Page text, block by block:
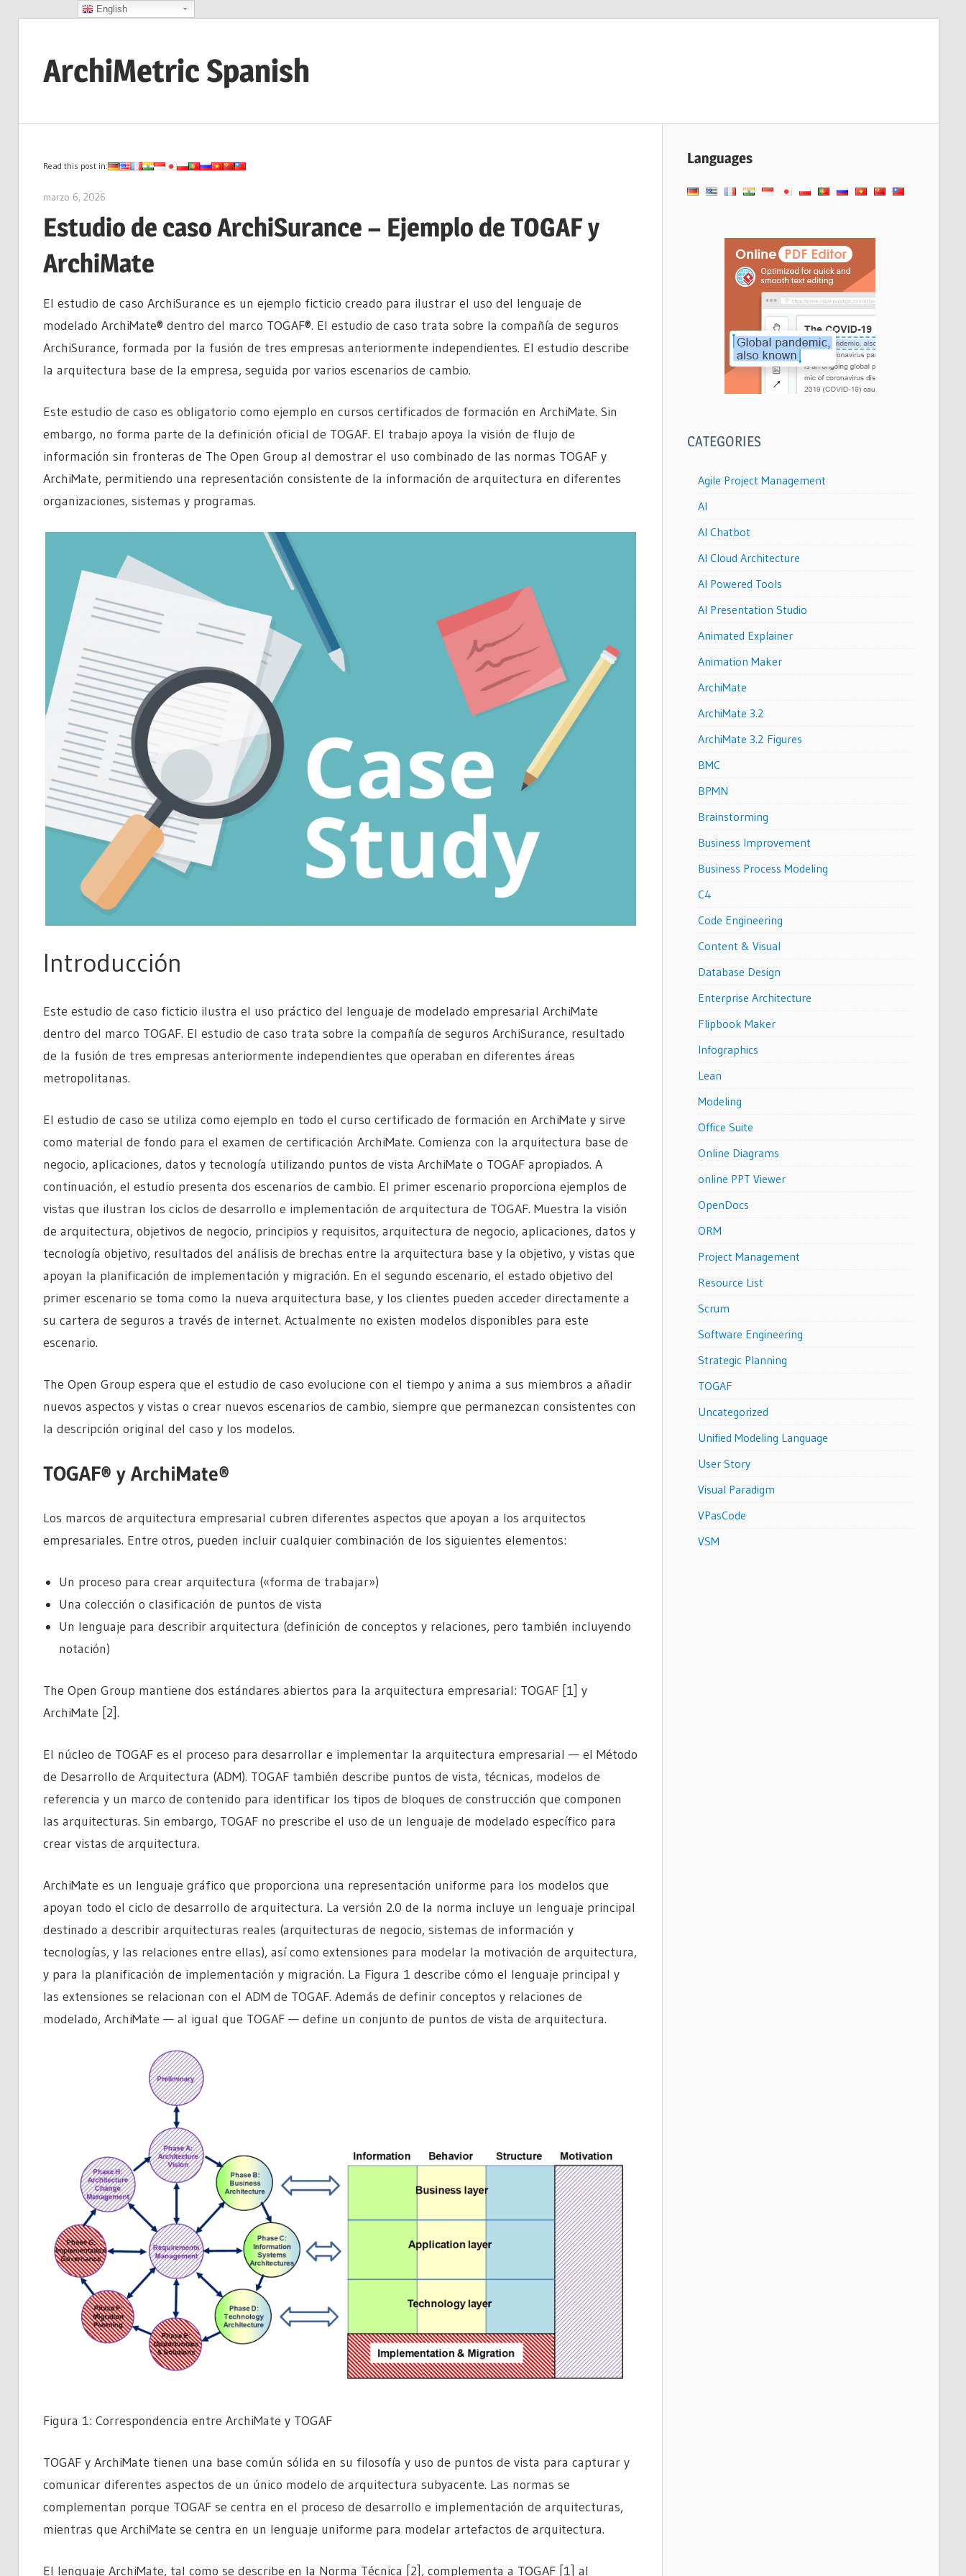
contenido
ArchiMetric Spanish
Dev
Scrum,
More
Read this post in:
marzo 6, 2026
Estudio de caso ArchiSurance – Ejemplo de TOGAF y
ArchiMate
El estudio de caso ArchiSurance es un ejemplo ficticio creado para ilustrar el uso del lenguaje de
modelado ArchiMate® dentro del marco TOGAF®. El estudio de caso trata sobre la compañía de seguros
ArchiSurance, formada por la fusión de tres empresas anteriormente independientes. El estudio describe
la arquitectura base de la empresa, seguida por varios escenarios de cambio.
Este estudio de caso es obligatorio como ejemplo en cursos certificados de formación en ArchiMate. Sin
embargo, no forma parte de la definición oficial de TOGAF. El trabajo apoya la visión de flujo de
información sin fronteras de The Open Group al demostrar el uso combinado de las normas TOGAF y
ArchiMate, permitiendo una representación consistente de la información de arquitectura en diferentes
organizaciones, sistemas y programas.
Introducción
Este estudio de caso ficticio ilustra el uso práctico del lenguaje de modelado empresarial ArchiMate
dentro del marco TOGAF. El estudio de caso trata sobre la compañía de seguros ArchiSurance, resultado
de la fusión de tres empresas anteriormente independientes que operaban en diferentes áreas
metropolitanas.
El estudio de caso se utiliza como ejemplo en todo el curso certificado de formación en ArchiMate y sirve
como material de fondo para el examen de certificación ArchiMate. Comienza con la arquitectura base de
negocio, aplicaciones, datos y tecnología utilizando puntos de vista ArchiMate o TOGAF apropiados. A
continuación, el estudio presenta dos escenarios de cambio. El primer escenario proporciona ejemplos de
vistas que ilustran los ciclos de desarrollo e implementación de arquitectura de TOGAF. Muestra la visión
de arquitectura, objetivos de negocio, principios y requisitos, arquitectura de negocio, aplicaciones, datos y
tecnología objetivo, resultados del análisis de brechas entre la arquitectura base y la objetivo, y vistas que
apoyan la planificación de implementación y migración. En el segundo escenario, el estado objetivo del
primer escenario se toma como la nueva arquitectura base, y los clientes pueden acceder directamente a
su cartera de seguros a través de internet. Actualmente no existen modelos disponibles para este
escenario.
The Open Group espera que el estudio de caso evolucione con el tiempo y anima a sus miembros a añadir
nuevos aspectos y vistas o crear nuevos escenarios de cambio, siempre que permanezcan consistentes con
la descripción original del caso y los modelos.
TOGAF® y ArchiMate®
Los marcos de arquitectura empresarial cubren diferentes aspectos que apoyan a los arquitectos
empresariales. Entre otros, pueden incluir cualquier combinación de los siguientes elementos:
Un proceso para crear arquitectura («forma de trabajar»)
Una colección o clasificación de puntos de vista
Un lenguaje para describir arquitectura (definición de conceptos y relaciones, pero también incluyendo
notación)
The Open Group mantiene dos estándares abiertos para la arquitectura empresarial: TOGAF [1] y
ArchiMate [2].
El núcleo de TOGAF es el proceso para desarrollar e implementar la arquitectura empresarial — el Método
de Desarrollo de Arquitectura (ADM). TOGAF también describe puntos de vista, técnicas, modelos de
referencia y un marco de contenido para identificar los tipos de bloques de construcción que componen
las arquitecturas. Sin embargo, TOGAF no prescribe el uso de un lenguaje de modelado específico para
crear vistas de arquitectura.
ArchiMate es un lenguaje gráfico que proporciona una representación uniforme para los modelos que
apoyan todo el ciclo de desarrollo de arquitectura. La versión 2.0 de la norma incluye un lenguaje principal
destinado a describir arquitecturas reales (arquitecturas de negocio, sistemas de información y
tecnologías, y las relaciones entre ellas), así como extensiones para modelar la motivación de arquitectura,
y para la planificación de implementación y migración. La Figura 1 describe cómo el lenguaje principal y
las extensiones se relacionan con el ADM de TOGAF. Además de definir conceptos y relaciones de
modelado, ArchiMate — al igual que TOGAF — define un conjunto de puntos de vista de arquitectura.
Figura 1: Correspondencia entre ArchiMate y TOGAF
TOGAF y ArchiMate tienen una base común sólida en su filosofía y uso de puntos de vista para capturar y
comunicar diferentes aspectos de un único modelo de arquitectura subyacente. Las normas se
complementan porque TOGAF se centra en el proceso de desarrollo e implementación de arquitecturas,
mientras que ArchiMate se centra en un lenguaje uniforme para modelar artefactos de arquitectura.
El lenguaje ArchiMate, tal como se describe en la Norma Técnica [2], complementa a TOGAF [1] al
Languages
CATEGORIES
Agile Project Management
AI
AI Chatbot
AI Cloud Architecture
AI Powered Tools
AI Presentation Studio
Animated Explainer
Animation Maker
ArchiMate
ArchiMate 3.2
ArchiMate 3.2 Figures
BMC
BPMN
Brainstorming
Business Improvement
Business Process Modeling
C4
Code Engineering
Content & Visual
Database Design
Enterprise Architecture
Flipbook Maker
Infographics
Lean
Modeling
Office Suite
Online Diagrams
online PPT Viewer
OpenDocs
ORM
Project Management
Resource List
Scrum
Software Engineering
Strategic Planning
TOGAF
Uncategorized
Unified Modeling Language
User Story
Visual Paradigm
VPasCode
VSM
English